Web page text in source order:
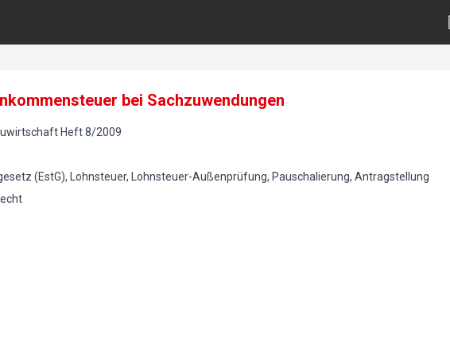
bei Sachzuwendungen
Heft8/2009
(EstG), Lohnsteuer, Lohnsteuer-Außenprüfung, Pauschalierung, Antragstellung